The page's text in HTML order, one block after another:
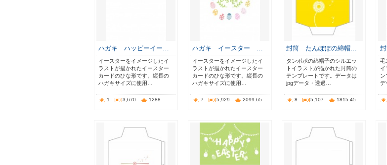
ハガキ ハッピーイー…
イースターをイメージしたイ
ラストが描かれたイースター
カードのひな形です。縦長の
ハガキサイズに使用…
1 3,670 1288
ハガキ イースター …
イースターをイメージしたイ
ラストが描かれたイースター
カードのひな形です。縦長の
ハガキサイズに使用…
7 5,929 2099.65
封筒 たんぽぽの綿帽…
タンポポの綿帽子のシルエッ
トイラストが描かれた封筒の
テンプレートです。データは
jpgデータ・透過…
8 5,107 1815.45
毛
イ
ン
デ